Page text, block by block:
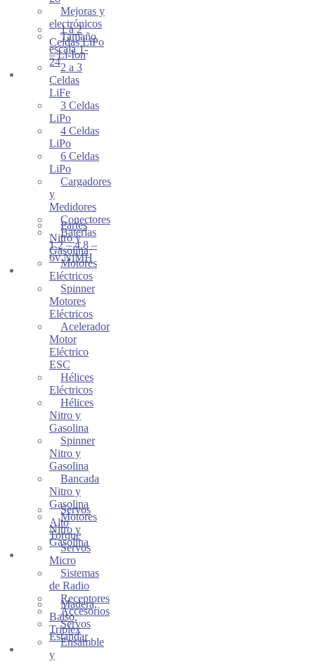
Mejoras y
electrónicos
Tamaño
escala 1-
24
BATERIAS y
CARGADORES
1 a 2
Celdas LiPo
– Li-Ion
2 a 3
Celdas
LiFe
3 Celdas
LiPo
4 Celdas
LiPo
6 Celdas
LiPo
Cargadores
y
Medidores
Conectores
Baterías
1.2 – 4.8 –
6v NiMH
SISTEMAS DE
PODER
Partes
Nitro y
Gasolina
Motores
Eléctricos
Spinner
Motores
Eléctricos
Acelerador
Motor
Eléctrico
ESC
Hélices
Eléctricos
Hélices
Nitro y
Gasolina
Spinner
Nitro y
Gasolina
Bancada
Nitro y
Gasolina
Motores
Nitro y
Gasolina
CONTROLES Y
SERVOS
Servos
Alto
Torque
Servos
Micro
Sistemas
de Radio
Receptores
Accesorios
Servos
Estandar
CONSTRUCCION
Madera,
Balso,
Triplex
Ensamble
y